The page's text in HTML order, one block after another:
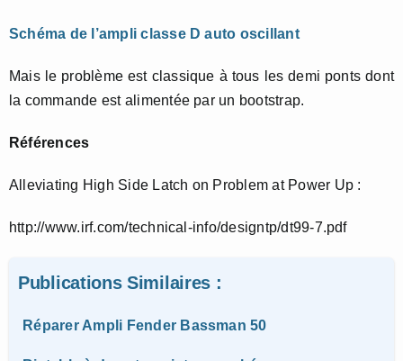
Schéma de l’ampli classe D auto oscillant
Mais le problème est classique à tous les demi ponts dont
la commande est alimentée par un bootstrap.
Références
Alleviating High Side Latch on Problem at Power Up :
http://www.irf.com/technical-info/designtp/dt99-7.pdf
Publications Similaires :
Réparer Ampli Fender Bassman 50